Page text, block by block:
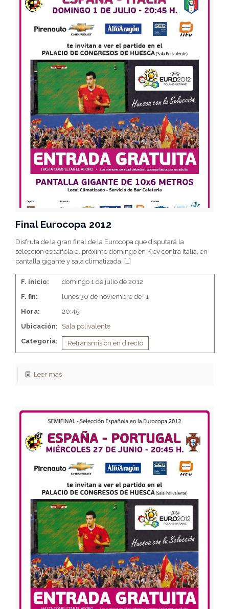
Final Eurocopa 2012
Disfruta de la gran final de la Eurocopa que disputará la
selección española el próximo domingo en Kiev contra Italia, en
pantalla gigante y sala climatizada. […]
F. inicio:
domingo 1 de julio de 2012
F. fin:
lunes 30 de noviembre de -1
Hora:
20:45
Ubicación:
Sala polivalente
Categoria:
Retransmisión en directo
Leer más